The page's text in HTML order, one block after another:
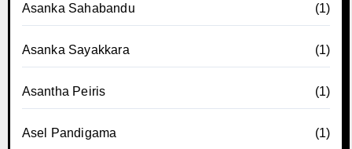
Asanka Sahabandu (1)
Asanka Sayakkara (1)
Asantha Peiris (1)
Asel Pandigama (1)